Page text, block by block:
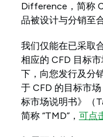
Difference，简称
品被设计与分销至
我们仅能在已采取
相应的 CFD 目标
下，向您发行及分
于 CFD 的目标市
标市场说明书》（
简称 “TMD”， 可点